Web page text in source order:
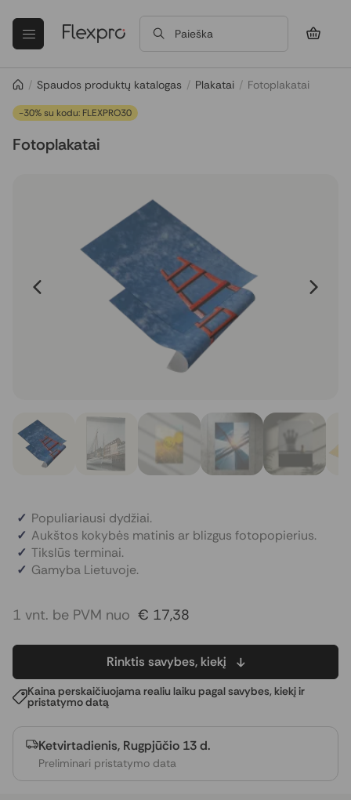
Paieška
/ Spaudos produktų katalogas / Plakatai / Fotoplakatai
-30% su kodu: FLEXPRO30
Fotoplakatai
Populiariausi dydžiai.
Aukštos kokybės matinis ar blizgus fotopopierius.
Tikslūs terminai.
Gamyba Lietuvoje.
1 vnt. be PVM nuo € 17,38
Rinktis savybes, kiekį
Kaina perskaičiuojama realiu laiku pagal savybes, kiekį ir
pristatymo datą
Ketvirtadienis, Rugpjūčio 13 d.
Preliminari pristatymo data